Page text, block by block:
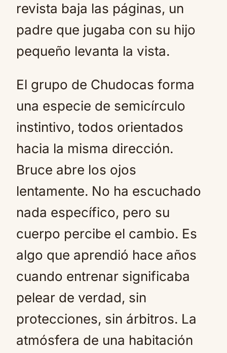
revista baja las páginas, un
padre que jugaba con su hijo
pequeño levanta la vista.
El grupo de Chudocas forma
una especie de semicírculo
instintivo, todos orientados
hacia la misma dirección.
Bruce abre los ojos
lentamente. No ha escuchado
nada específico, pero su
cuerpo percibe el cambio. Es
algo que aprendió hace años
cuando entrenar significaba
pelear de verdad, sin
protecciones, sin árbitros. La
atmósfera de una habitación